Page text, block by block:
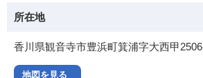
所在地
香川県観音寺市豊浜町箕浦字大西甲
地図を見る